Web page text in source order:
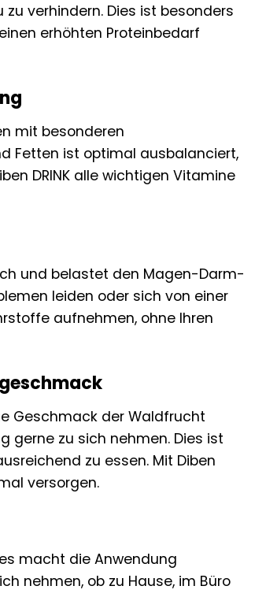
verhindern. Dies ist besonders
erhöhten Proteinbedarf
mit besonderen
Fetten ist optimal ausbalanciert,
DRINK alle wichtigen Vitamine
und belastet den Magen-Darm-
leiden oder sich von einer
aufnehmen, ohne Ihren
Geschmack der Waldfrucht
gerne zu sich nehmen. Dies ist
zu essen. Mit Diben
versorgen.
macht die Anwendung
nehmen, ob zu Hause, im Büro